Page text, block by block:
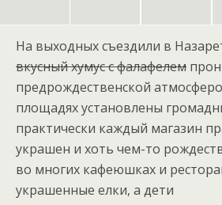
На выходных съездили в
вкусный хумус с фалафелем
предрождественской
площадях установлены
практически каждый магазин
украшен и хоть чем-то
во многих кафеюшках и
украшенные елки, а дети